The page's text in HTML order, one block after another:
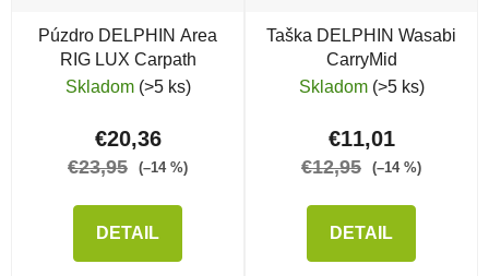
Púzdro DELPHIN Area
RIG LUX Carpath
Skladom (>5 ks)
€20,36
€23,95 (–14 %)
DETAIL
Taška DELPHIN Wasabi
CarryMid
Skladom (>5 ks)
€11,01
€12,95 (–14 %)
DETAIL